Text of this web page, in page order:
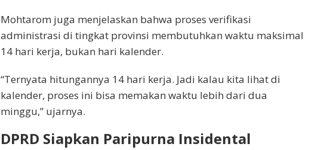
Mohtarom juga menjelaskan bahwa proses verifikasi
administrasi di tingkat provinsi membutuhkan waktu maksimal
14 hari kerja, bukan hari kalender.
“Ternyata hitungannya 14 hari kerja. Jadi kalau kita lihat di
kalender, proses ini bisa memakan waktu lebih dari dua
minggu,” ujarnya.
DPRD Siapkan Paripurna Insidental